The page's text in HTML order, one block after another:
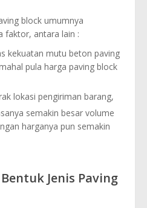
block umumnya
faktor, antara lain :
kekuatan mutu beton paving
pula harga paving block
lokasi pengiriman barang,
semakin besar volume
harganya pun semakin
Jenis Paving